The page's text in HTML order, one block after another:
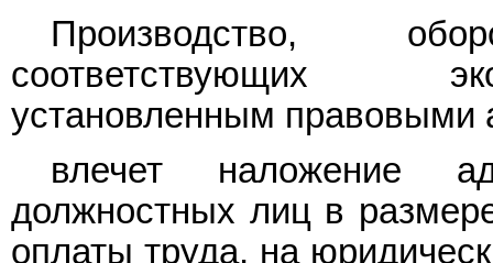
Производство,
соответствующих
установленным правовыми
влечет наложение
должностных лиц в
оплаты труда, на